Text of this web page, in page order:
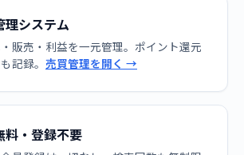
理システム
販売・利益を一元管理。ポイント還元
記録。 売買管理を開く →
料・登録不要